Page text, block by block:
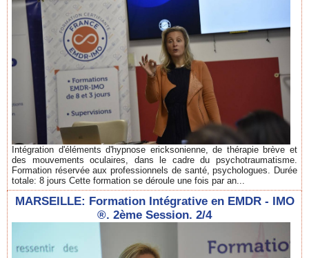
Intégration d'éléments d'hypnose ericksonienne, de thérapie brève et
des mouvements oculaires, dans le cadre du psychotraumatisme.
Formation réservée aux professionnels de santé, psychologues. Durée
totale: 8 jours Cette formation se déroule une fois par an...
MARSEILLE: Formation Intégrative en EMDR - IMO
®. 2ème Session. 2/4